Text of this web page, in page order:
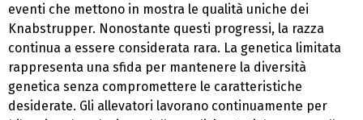
eventi che mettono in mostra le qualità uniche dei
Knabstrupper. Nonostante questi progressi, la razza
continua a essere considerata rara. La genetica limitata
rappresenta una sfida per mantenere la diversità
genetica senza compromettere le caratteristiche
desiderate. Gli allevatori lavorano continuamente per